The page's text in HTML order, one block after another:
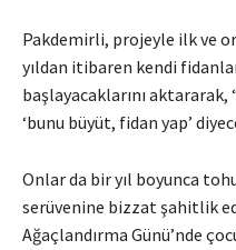
Pakdemirli, projeyle ilk ve
yıldan itibaren kendi
başlayacaklarını
‘bunu büyüt, fidan yap’
Onlar da bir yıl boyunca
serüvenine bizzat şahitlik
Ağaçlandırma Günü’nde